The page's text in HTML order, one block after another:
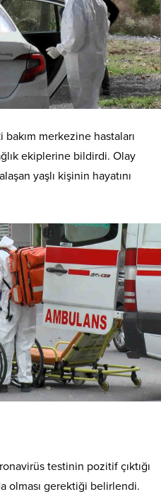
merkezine hastaları
ekiplerine bildirdi. Olay
yaşlı kişinin hayatını
testinin pozitif çıktığı
olması gerektiği belirlendi.